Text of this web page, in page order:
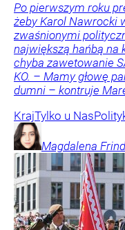
Po pierwszym roku
żeby Karol Nawrocki
zwaśnionymi
największą hańbą na
chyba zawetowanie
KO. – Mamy głowę
dumni – kontruje
KrajTylko u Nas
Magdalena